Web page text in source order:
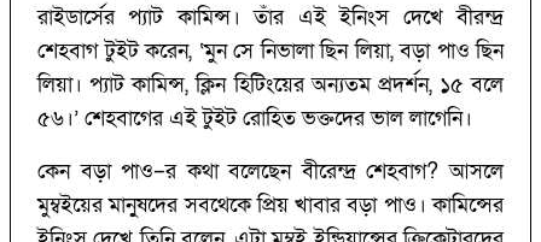
রাইডার্সের প্যাট কামিন্স। তাঁর এই ইনিংস দেখে বীরন্দ্র
শেহবাগ টুইট করেন, ‘মুন সে নিভালা ছিন লিয়া, বড়া পাও ছিন
লিয়া। প্যাট কামিন্স, ক্লিন হিটিংয়ের অন্যতম প্রদর্শন, ১৫ বলে
৫৬।’‌ শেহবাগের এই টুইট রোহিত ভক্তদের ভাল লাগেনি।
কেন বড়া পাও–র কথা বলেছেন বীরেন্দ্র শেহবাগ?‌ আসলে
মুম্বইয়ের মানু্ষদের সবথেকে প্রিয় খাবার বড়া পাও। কামিন্সের